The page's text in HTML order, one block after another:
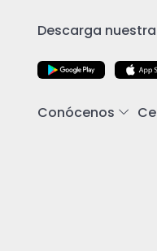
Descarga
Conócenos